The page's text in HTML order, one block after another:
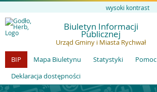
wysoki kontrast
Biuletyn Informacji
Publicznej
Urząd Gminy i Miasta Rychwał
BIP
Mapa Biuletynu Statystyki
Pomoc
Deklaracja dostępności